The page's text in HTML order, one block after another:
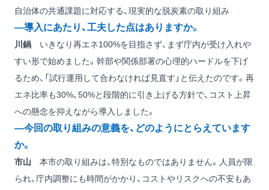
自治体の共通課題に対応する、現実的な脱炭素の取り組み
―導入にあたり、工夫した点はありますか。
川鍋 いきなり再エネ100%を目指さず、まず庁内が受け入れや
すい形で始めました。幹部や関係部署の心理的ハードルを下げ
るため、「試行運用して合わなければ見直す」と伝えたのです。再
エネ比率も30%、50%と段階的に引き上げる方針で、コスト上昇
への懸念を抑えながら導入しました。
―今回の取り組みの意義を、どのようにとらえています
か。
市山 本市の取り組みは、特別なものではありません。人員が限
られ、庁内調整にも時間がかかり、コストやリスクへの不安もあ